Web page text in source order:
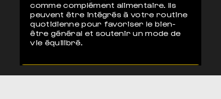
comme complément alimentaire. Ils
peuvent être intégrés à votre routine
quotidienne pour favoriser le bien-
être général et soutenir un mode de
vie équilibré.